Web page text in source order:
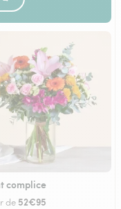
complice
de 52€95